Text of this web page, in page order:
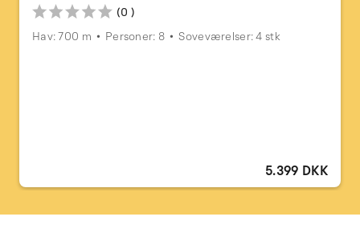
(0 )
Hav: 700 m
Personer: 8 Soveværelser: 4 stk
5.399 DKK